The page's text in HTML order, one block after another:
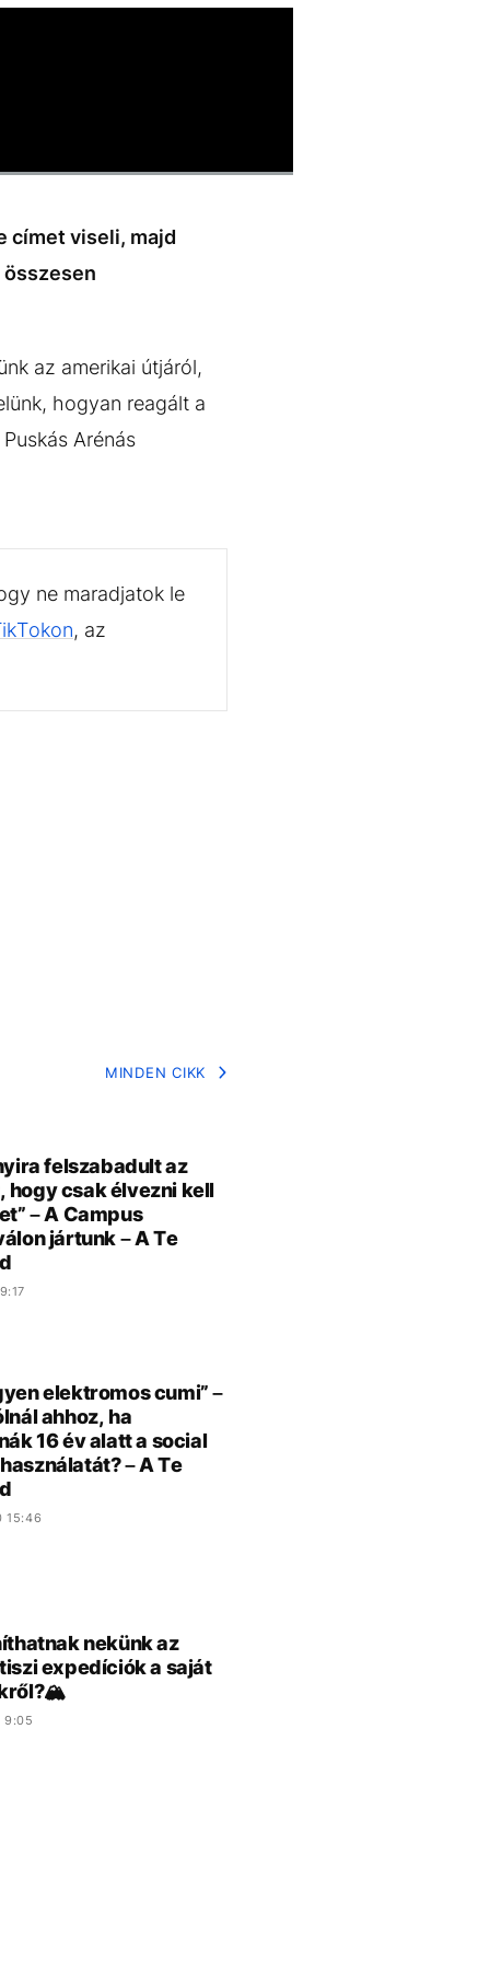
címet viseli, majd
összesen
az amerikai útjáról,
hogyan reagált a
Arénás
ne maradjatok le
, az
MINDEN CIKK
felszabadult az
hogy csak élvezni kell
– A Campus
jártunk – A Te
elektromos cumi” –
ahhoz, ha
16 év alatt a social
– A Te
15:46
nekünk az
expedíciók a saját
9:05